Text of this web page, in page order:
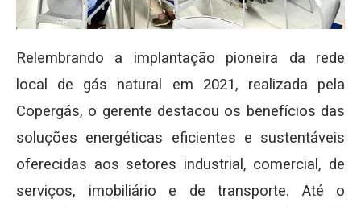
Relembrando a implantação pioneira da rede
local de gás natural em 2021, realizada pela
Copergás, o gerente destacou os benefícios das
soluções energéticas eficientes e sustentáveis
oferecidas aos setores industrial, comercial, de
serviços, imobiliário e de transporte. Até o